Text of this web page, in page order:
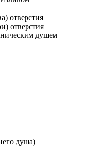
отверстия
отверстия
душем
душа)